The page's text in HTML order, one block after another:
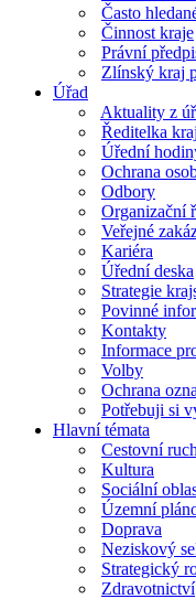
Často
Činnost kraje
Právní
Zlínský kraj
Úřad
Aktuality z
Ředitelka
Úřední
Ochrana
Odbory
Organizační
Veřejné
Kariéra
Úřední deska
Strategie
Povinné
Kontakty
Informace
Volby
Ochrana
Potřebuji si
Hlavní témata
Cestovní ruch
Kultura
Sociální
Územní
Doprava
Neziskový
Strategický
Zdravotnictví